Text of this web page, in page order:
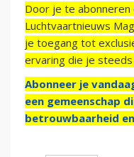
Door je te abonneren
Luchtvaartnieuws
je toegang tot
ervaring die je
Abonneer je
een gemeenschap
betrouwbaarheid